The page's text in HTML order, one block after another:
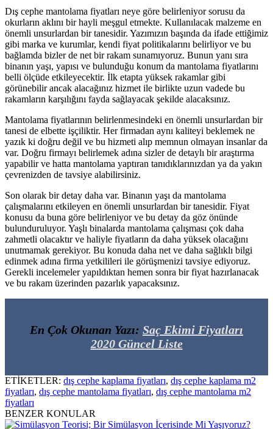
Dış cephe mantolama fiyatları neye göre belirleniyor sorusu da
okurların aklını bir hayli meşgul etmekte. Kullanılacak malzeme en
önemli unsurlardan bir tanesidir. Yazımızın başında da ifade ettiğimiz
gibi marka ve kurumlar, kendi fiyat politikalarını belirliyor ve bu
bağlamda bizler de net bir rakam sunamıyoruz. Bunun yanı sıra
binanın yaşı, yapısı ve bulunduğu konum da mantolama fiyatlarını
belli ölçüde etkileyecektir. İlk etapta yüksek rakamlar gibi
görünebilir ancak alacağınız hizmet ile birlikte uzun vadede bu
rakamların karşılığını fayda sağlayacak şekilde alacaksınız.
Mantolama fiyatlarının belirlenmesindeki en önemli unsurlardan bir
tanesi de elbette işçiliktir. Her firmadan aynı kaliteyi beklemek ne
yazık ki doğru değil ve bu hizmeti alıp memnun olmayan insanlar da
var. Doğru firmayı belirlemek adına sizler de detaylı bir araştırma
yapabilir ve hatta mantolama yaptıran tanıdıklarınızdan ya da yakın
çevrenizden de tavsiye alabilirsiniz.
Son olarak bir detay daha var. Binanın yaşı da mantolama
çalışmalarını etkileyen en önemli unsurlardan bir tanesidir. Fiyat
konusu da buna göre belirleniyor ve bu detay da göz önünde
bulunduruluyor. Yaşlı binalarda mantolama çalışması çok daha
zahmetli olacaktır ve haliyle fiyatların da daha yüksek olacağını
unutmamak gerekiyor. Bu konuda daha net ve daha sağlıklı bilgi
edinmek adına firma yetkilileri ile görüşmenizi tavsiye ediyoruz.
Gerekli incelemeler yapıldıktan hemen sonra bir fiyat hazırlanacak
ve bu rakam üzerinden pazarlık yapacaksınız.
En Çok Okunan Yazı: Saç Ekimi Fiyatları
2020 Güncel Liste
ETİKETLER: dış cephe kaplama fiyatları, dış cephe kaplama m2
fiyatları, dış cephe mantolama fiyatları, dış cephe mantolama m2
fiyatları
BENZER KONULAR